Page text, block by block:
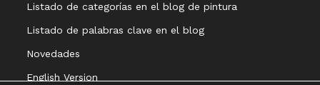
Listado de categorías en el blog de pintura
Listado de palabras clave en el blog
Novedades
English Version